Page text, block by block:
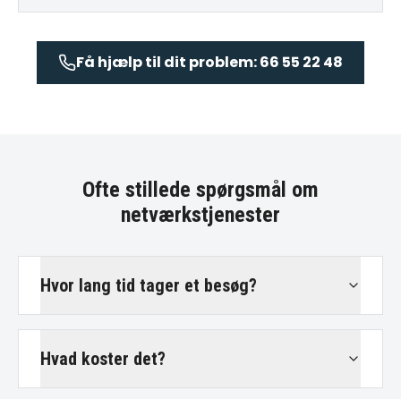
Få hjælp til dit problem: 66 55 22 48
Ofte stillede spørgsmål om
netværkstjenester
Hvor lang tid tager et besøg?
Hvad koster det?